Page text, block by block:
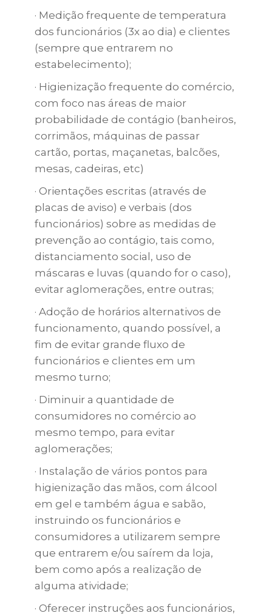
· Medição frequente de temperatura
dos funcionários (3x ao dia) e clientes
(sempre que entrarem no
estabelecimento);
· Higienização frequente do comércio,
com foco nas áreas de maior
probabilidade de contágio (banheiros,
corrimãos, máquinas de passar
cartão, portas, maçanetas, balcões,
mesas, cadeiras, etc)
· Orientações escritas (através de
placas de aviso) e verbais (dos
funcionários) sobre as medidas de
prevenção ao contágio, tais como,
distanciamento social, uso de
máscaras e luvas (quando for o caso),
evitar aglomerações, entre outras;
· Adoção de horários alternativos de
funcionamento, quando possível, a
fim de evitar grande fluxo de
funcionários e clientes em um
mesmo turno;
· Diminuir a quantidade de
consumidores no comércio ao
mesmo tempo, para evitar
aglomerações;
· Instalação de vários pontos para
higienização das mãos, com álcool
em gel e também água e sabão,
instruindo os funcionários e
consumidores a utilizarem sempre
que entrarem e/ou saírem da loja,
bem como após a realização de
alguma atividade;
· Oferecer instruções aos funcionários,